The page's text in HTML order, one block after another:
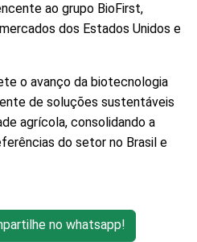
ao grupo BioFirst,
dos Estados Unidos e
o avanço da biotecnologia
de soluções sustentáveis
agrícola, consolidando a
do setor no Brasil e
no whatsapp!